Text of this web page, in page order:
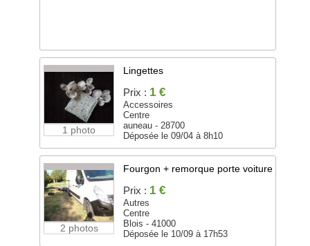
1 photo
Lingettes
Prix : 1 €
Accessoires
Centre
auneau - 28700
Déposée le 09/04 à 8h10
2 photos
Fourgon + remorque porte voiture
Prix : 1 €
Autres
Centre
Blois - 41000
Déposée le 10/09 à 17h53